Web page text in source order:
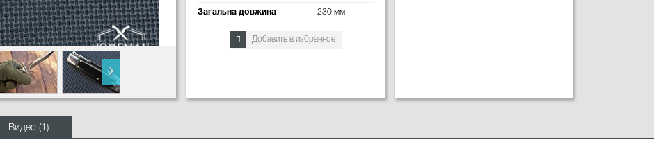
Загальна довжина 230 мм
Добавить в избранное
Видео (1)